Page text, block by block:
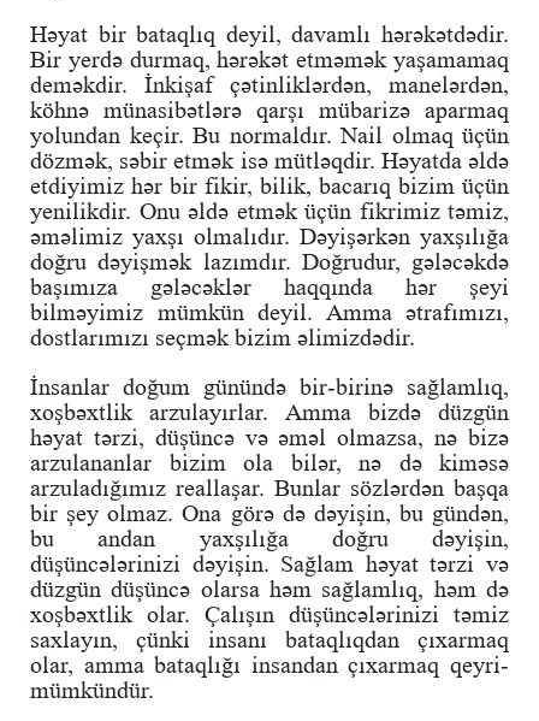
Həyat bir bataqlıq deyil, davamlı hərəkətdədir.
Bir yerdə durmaq, hərəkət etməmək yaşamamaq
deməkdir. İnkişaf çətinliklərdən, manelərdən,
köhnə münasibətlərə qarşı mübarizə aparmaq
yolundan keçir. Bu normaldır. Nail olmaq üçün
dözmək, səbir etmək isə mütləqdir. Həyatda əldə
etdiyimiz hər bir fikir, bilik, bacarıq bizim üçün
yenilikdir. Onu əldə etmək üçün fikrimiz təmiz,
əməlimiz yaxşı olmalıdır. Dəyişərkən yaxşılığa
doğru dəyişmək lazımdır. Doğrudur, gələcəkdə
başımıza gələcəklər haqqında hər şeyi
bilməyimiz mümkün deyil. Amma ətrafımızı,
dostlarımızı seçmək bizim əlimizdədir.
İnsanlar doğum günündə bir-birinə sağlamlıq,
xoşbəxtlik arzulayırlar. Amma bizdə düzgün
həyat tərzi, düşüncə və əməl olmazsa, nə bizə
arzulananlar bizim ola bilər, nə də kiməsə
arzuladığımız reallaşar. Bunlar sözlərdən başqa
bir şey olmaz. Ona görə də dəyişin, bu gündən,
bu andan yaxşılığa doğru dəyişin,
düşüncələrinizi dəyişin. Sağlam həyat tərzi və
düzgün düşüncə olarsa həm sağlamlıq, həm də
xoşbəxtlik olar. Çalışın düşüncələrinizi təmiz
saxlayın, çünki insanı bataqlıqdan çıxarmaq
olar, amma bataqlığı insandan çıxarmaq qeyri-
mümkündür.